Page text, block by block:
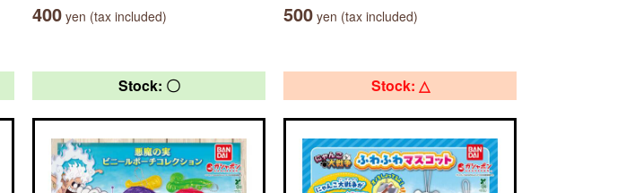
400 yen (tax included) 500 yen (tax included)
Stock: 〇 Stock: △